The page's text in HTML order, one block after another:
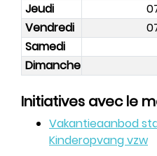
Jeudi
Vendredi
Samedi
Dimanche
Initiatives avec le
Vakantieaanbod
Kinderopvang vzw